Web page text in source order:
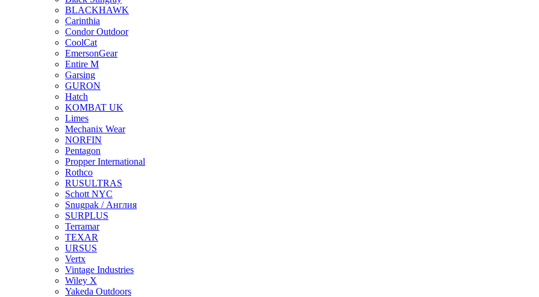
BLACKHAWK
Carinthia
Condor Outdoor
CoolCat
EmersonGear
Entire M
Garsing
GURON
Hatch
KOMBAT UK
Limes
Mechanix Wear
NORFIN
Pentagon
Propper International
Rothco
RUSULTRAS
Schott NYC
Snugpak / Англия
SURPLUS
Terramar
TEXAR
URSUS
Vertx
Vintage Industries
Wiley X
Yakeda Outdoors